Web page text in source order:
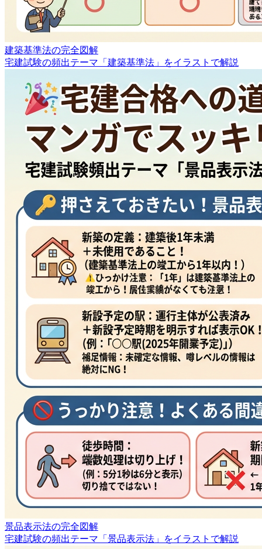
建築基準法の完全図解
宅建試験の頻出テーマ「建築基準法」をイラストで解説
景品表示法の完全図解
宅建試験の頻出テーマ「景品表示法」をイラストで解説